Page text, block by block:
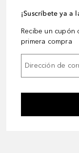
¡Suscríbete ya a
Recibe un cupón
primera compra
Dirección de